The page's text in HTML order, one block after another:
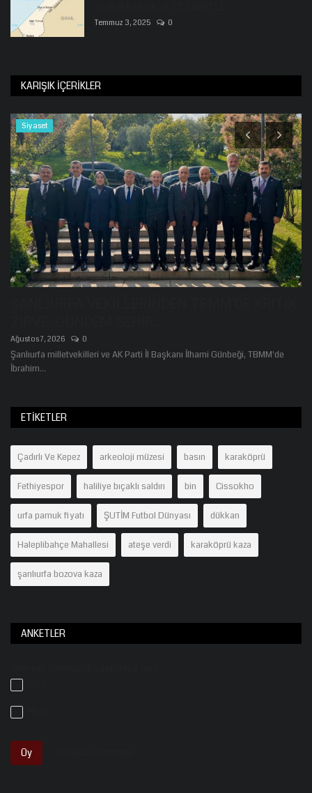
Temmuz 3, 2025 0
KARIŞIK İÇERIKLER
Siyaset
Ağustos 7, 2026 0
Şanlıurfa milletvekilleri ve AK Parti İl Başkanı İlhami Günbeği, TBMM'de
İbrahim...
ETIKETLER
Çadırlı Ve Kepez arkeoloji müzesi basın karaköprü
Fethiyespor haliliye bıçaklı saldırı bin Cissokho
urfa pamuk fiyatı ŞUTİM Futbol Dünyası dükkan
Haleplibahçe Mahallesi ateşe verdi karaköprü kaza
şanlıurfa bozova kaza
ANKETLER
Oy